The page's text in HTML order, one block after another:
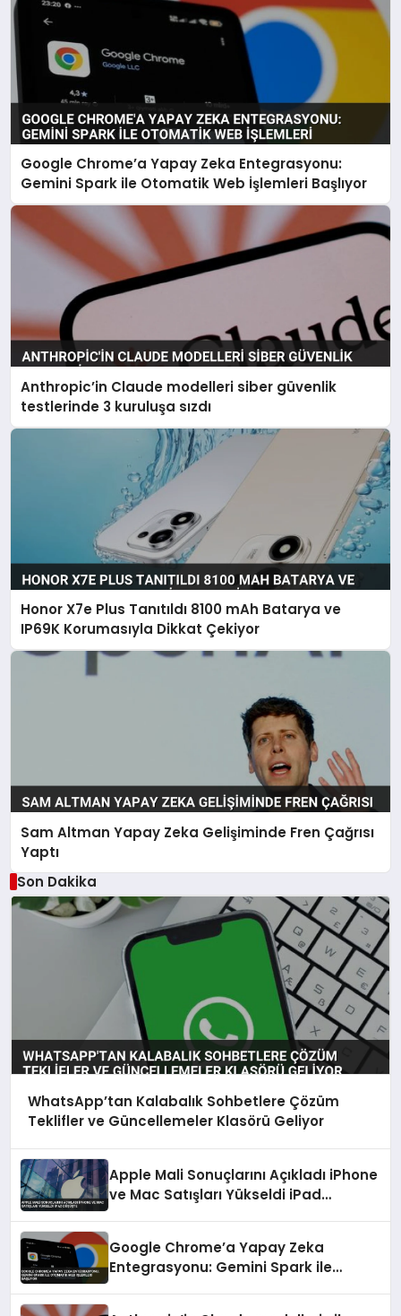
Google Chrome’a Yapay Zeka Entegrasyonu:
Gemini Spark ile Otomatik Web İşlemleri Başlıyor
Anthropic’in Claude modelleri siber güvenlik
testlerinde 3 kuruluşa sızdı
Honor X7e Plus Tanıtıldı 8100 mAh Batarya ve
IP69K Korumasıyla Dikkat Çekiyor
Sam Altman Yapay Zeka Gelişiminde Fren Çağrısı
Yaptı
Son Dakika
WhatsApp’tan Kalabalık Sohbetlere Çözüm
Teklifler ve Güncellemeler Klasörü Geliyor
Apple Mali Sonuçlarını Açıkladı iPhone
ve Mac Satışları Yükseldi iPad
Google Chrome’a Yapay Zeka
Entegrasyonu: Gemini Spark ile